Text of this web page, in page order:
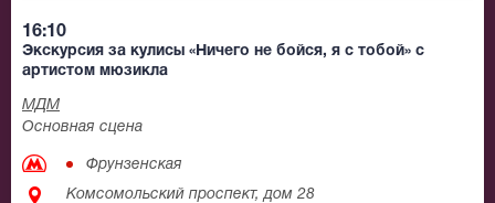
16:10
Экскурсия за кулисы «Ничего не бойся, я с тобой» с
артистом мюзикла
МДМ
Основная сцена
Фрунзенская
Комсомольский проспект, дом 28